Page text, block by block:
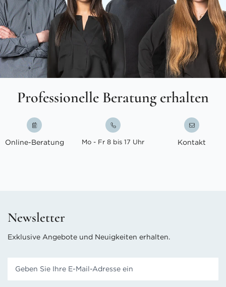
Professionelle Beratung erhalten
Online-Beratung Mo - Fr 8 bis 17 Uhr Kontakt
Newsletter
Exklusive Angebote und Neuigkeiten erhalten.